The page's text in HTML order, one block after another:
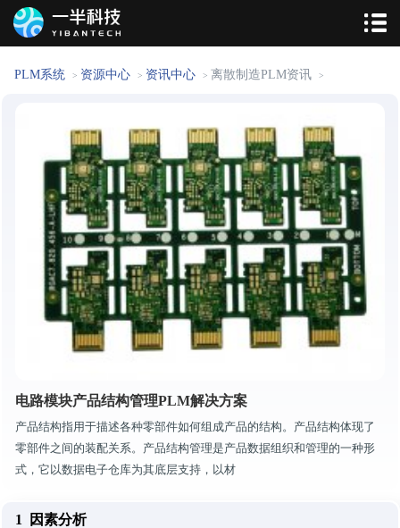
PLM系统 > 资源中心 > 资讯中心 > 离散制造PLM资讯 >
电路模块产品结构管理PLM解决方案
产品结构指用于描述各种零部件如何组成产品的结构。产品结构体现了
零部件之间的装配关系。产品结构管理是产品数据组织和管理的一种形
式，它以数据电子仓库为其底层支持，以材
1 因素分析